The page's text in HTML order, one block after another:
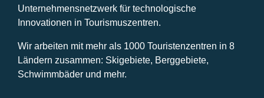
Unternehmensnetzwerk für technologische
Innovationen in Tourismuszentren.
Wir arbeiten mit mehr als 1000 Touristenzentren in 8
Ländern zusammen: Skigebiete, Berggebiete,
Schwimmbäder und mehr.